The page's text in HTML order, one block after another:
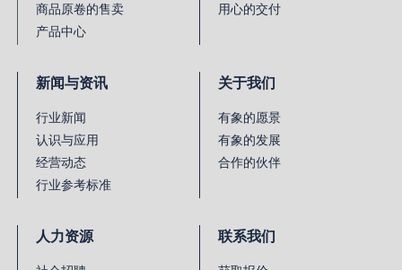
商品原卷的售卖
产品中心
用心的交付
新闻与资讯
行业新闻
认识与应用
经营动态
行业参考标准
关于我们
有象的愿景
有象的发展
合作的伙伴
人力资源 联系我们